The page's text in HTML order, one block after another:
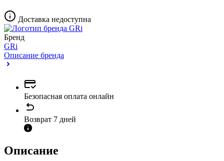
Доставка недоступна
Бренд
GRi
Описание бренда
Безопасная оплата онлайн
Возврат 7 дней
Описание